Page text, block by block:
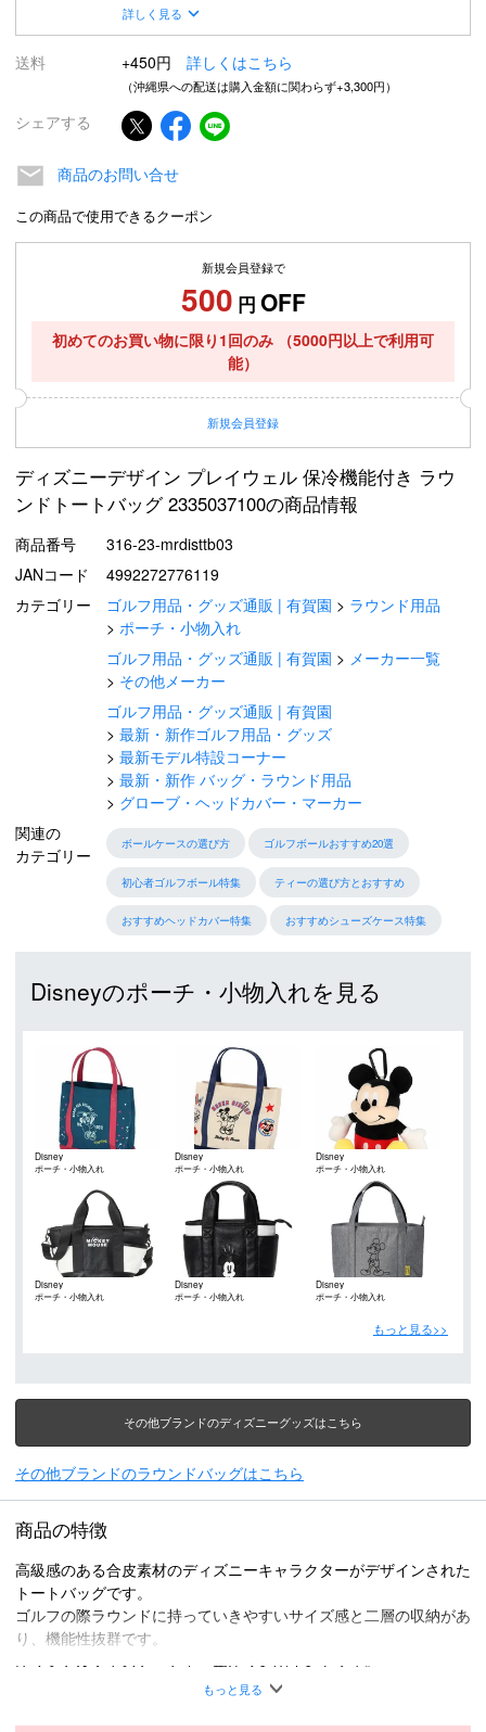
詳しく見る
送料 +450円 詳しくはこちら
（沖縄県への配送は購入金額に関わらず+3,300円）
シェアする
商品のお問い合せ
この商品で使用できるクーポン
新規会員登録で
500 円 OFF
初めてのお買い物に限り1回のみ
（5000円以上で利用可
能）
新規会員登録
ディズニーデザイン プレイウェル 保冷機能付き ラウ
ンドトートバッグ 2335037100の商品情報
商品番号
316-23-mrdisttb03
JANコード
4992272776119
カテゴリー
ゴルフ用品・グッズ通販 | 有賀園
ラウンド用品
ポーチ・小物入れ
ゴルフ用品・グッズ通販 | 有賀園
メーカー一覧
その他メーカー
ゴルフ用品・グッズ通販 | 有賀園
最新・新作ゴルフ用品・グッズ
最新モデル特設コーナー
最新・新作 バッグ・ラウンド用品
グローブ・ヘッドカバー・マーカー
関連の
カテゴリー
ボールケースの選び方 ゴルフボールおすすめ20選
初心者ゴルフボール特集 ティーの選び方とおすすめ
おすすめヘッドカバー特集 おすすめシューズケース特集
Disneyのポーチ・小物入れを見る
Disney
ポーチ・小物入れ
Disney
ポーチ・小物入れ
Disney
ポーチ・小物入れ
Disney
ポーチ・小物入れ
Disney
ポーチ・小物入れ
Disney
ポーチ・小物入れ
もっと見る>>
その他ブランドのディズニーグッズはこちら
その他ブランドのラウンドバッグはこちら
商品の特徴
高級感のある合皮素材のディズニーキャラクターがデザインされた
トートバッグです。
ゴルフの際ラウンドに持っていきやすいサイズ感と二層の収納があ
り、機能性抜群です。
底部は大きく開いて取り出しやすい収納付きです。
表生地：綿 100％
もっと見る